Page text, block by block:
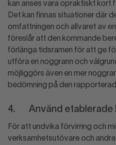
kan anses vara opraktiskt kort
Det kan finnas situationer där
omfattningen och allvaret av
föreslår att den kommande
förlänga tidsramen för att ge
utföra en noggrann och
möjliggörs även en mer
bedömning på den
4. Använd etablerade
För att undvika förvirring och
verksamhetsutövare och